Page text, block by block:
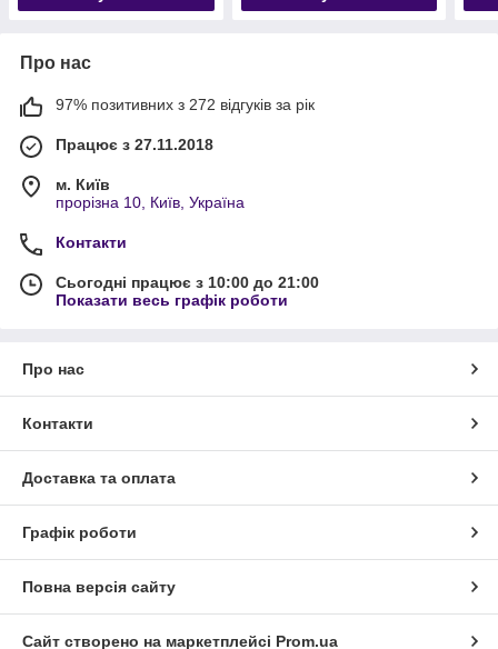
Про нас
97% позитивних з 272 відгуків за рік
Працює з 27.11.2018
м. Київ
прорізна 10, Київ, Україна
Контакти
Сьогодні працює з 10:00 до 21:00
Показати весь графік роботи
Про нас
Контакти
Доставка та оплата
Графік роботи
Повна версія сайту
Сайт створено на маркетплейсі Prom.ua